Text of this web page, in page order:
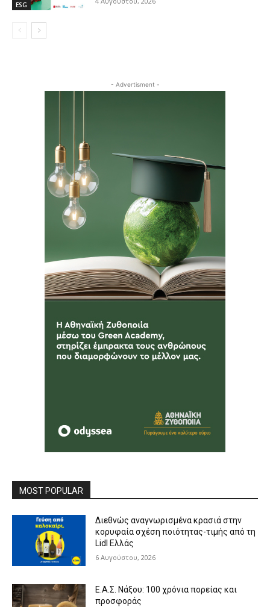
ESG
- Advertisment -
MOST POPULAR
Διεθνώς αναγνωρισμένα κρασιά στην
κορυφαία σχέση ποιότητας-τιμής από τη
Lidl Ελλάς
6 Αυγούστου, 2026
Ε.Α.Σ. Νάξου: 100 χρόνια πορείας και
προσφοράς